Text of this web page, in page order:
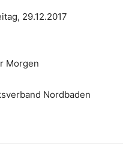
29.12.2017
Morgen
Nordbaden